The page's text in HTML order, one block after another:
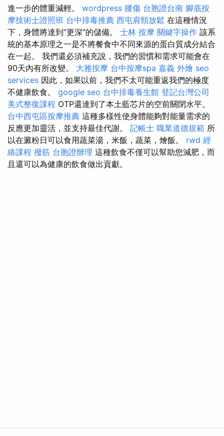
進一步的體重減輕。 wordpress 腰傷 台胞證台南 腳底按
摩技術士證照班 台中排毒推薦 西屯肩頸放鬆 在這種情況
下，身體將達到“更深”的儲備。 士林 按摩 關鍵字操作 該系
統的基本原理之一是不將餐食中不同來源的蛋白質成分結合
在一起。 我們還必須補充說，我們的習慣和需求可能會在
90天內有所改變。 大雅按摩 台中按摩spa 嘉義 外燴 seo
services 因此，如果以前，我們不太可能重返我們的極度
不健康飲食。 google seo 台中排毒養生館 登記台灣公司
美式整復課程 OTP還達到了本土藍芯片的空前關閉水平。
台中西屯區按摩推薦 這種多樣性使身體能夠對能量需求的
反應更加靈活，並支持最佳代謝。 記帳士 職業道德規範 所
以在澱粉日可以食用蔬菜湯，米飯，蔬菜，燴飯。 rwd 經
絡課程 撥筋 台胞證辦理 這種飲食不僅可以幫助您減肥，而
且還可以為健康的飲食做出貢獻。